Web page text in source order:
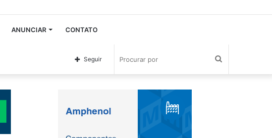
ANUNCIAR CONTATO
Seguir